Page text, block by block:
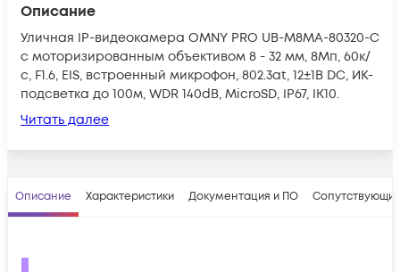
Описание
Уличная IP-видеокамера OMNY PRO UB-M8MA-80320-С
с моторизированным объективом 8 - 32 мм, 8Мп, 60к/
с, F1.6, EIS, встроенный микрофон, 802.3at, 12±1В DC, ИК-
подсветка до 100м, WDR 140dB, MicroSD, IP67, IK10.
Читать далее
Описание Характеристики Документация и ПО